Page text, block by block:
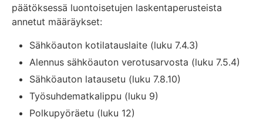
päätöksessä luontoisetujen laskentaperusteista
annetut määräykset:
Sähköauton kotilatauslaite (luku 7.4.3)
Alennus sähköauton verotusarvosta (luku 7.5.4)
Sähköauton latausetu (luku 7.8.10)
Työsuhdematkalippu (luku 9)
Polkupyöräetu (luku 12)